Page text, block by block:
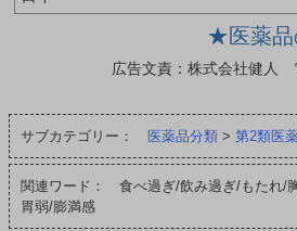
★医薬品
広告文責：株式会社健
サブカテゴリー： 医薬品分類 > 第2類医
関連ワード： 食べ過ぎ/飲み過ぎ/もたれ/
胃弱/膨満感